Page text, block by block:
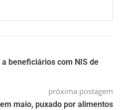
beneficiários com NIS de
próxima postagem
em maio, puxado por alimentos